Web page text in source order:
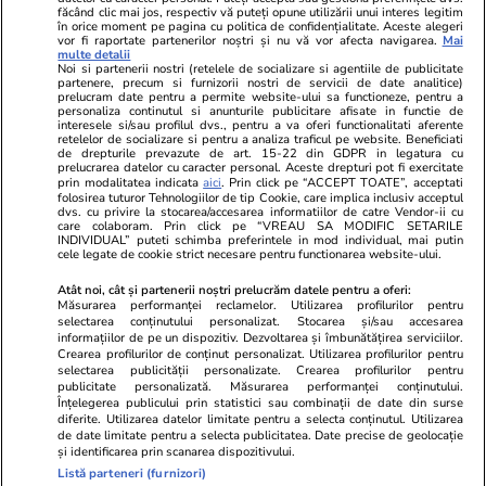
Ringier România
Libertatea pentru
Unica.ro
Program TV
Avantaje
ELLE
Gazeta Sporturilor
Stiri mondene
Calculator sarcina
Ajută Copiii
Locuri de muncă
Imobiliare.ro
Jobradar24
Imoradar24
Colecții Libertatea
Pariază responsabil! Decizia ONJN nr. 821/25.09.2025.
Jocurile de noroc sunt interzise minorilor.
Actualizare preferințe cookies
făcând clic mai jos, respectiv vă puteți opune utilizării unui interes legitim
în orice moment pe pagina cu politica de confidențialitate. Aceste alegeri
vor fi raportate partenerilor noștri și nu vă vor afecta navigarea. Mai
multe detalii
Noi si partenerii nostri (retelele de socializare si agentiile de publicitate
partenere, precum si furnizorii nostri de servicii de date analitice)
prelucram date pentru a permite website-ului sa functioneze, pentru a
personaliza continutul si anunturile publicitare afisate in functie de
interesele si/sau profilul dvs., pentru a va oferi functionalitati aferente
retelelor de socializare si pentru a analiza traficul pe website. Beneficiati
de drepturile prevazute de art. 15-22 din GDPR in legatura cu
prelucrarea datelor cu caracter personal. Aceste drepturi pot fi exercitate
prin modalitatea indicataaici. Prin click pe “ACCEPT TOATE”, acceptati
folosirea tuturor Tehnologiilor de tip Cookie, care implica inclusiv acceptul
dvs. cu privire la stocarea/accesarea informatiilor de catre Vendor-ii cu
care colaboram. Prin click pe “VREAU SA MODIFIC SETARILE
INDIVIDUAL” puteti schimba preferintele in mod individual, mai putin
cele legate de cookie strict necesare pentru functionarea website-ului.
Atât noi, cât și partenerii noștri prelucrăm datele pentru a oferi:
Măsurarea performanței reclamelor. Utilizarea profilurilor pentru
selectarea conținutului personalizat. Stocarea și/sau accesarea
informațiilor de pe un dispozitiv. Dezvoltarea și îmbunătățirea serviciilor.
Crearea profilurilor de conținut personalizat. Utilizarea profilurilor pentru
selectarea publicității personalizate. Crearea profilurilor pentru
publicitate personalizată. Măsurarea performanței conținutului.
Înțelegerea publicului prin statistici sau combinații de date din surse
diferite. Utilizarea datelor limitate pentru a selecta conținutul. Utilizarea
de date limitate pentru a selecta publicitatea. Date precise de geolocație
și identificarea prin scanarea dispozitivului.
Listă parteneri (furnizori)